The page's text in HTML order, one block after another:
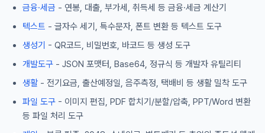
금융·세금 - 연봉, 대출, 부가세, 취득세 등 금융·세금 계산기
텍스트 - 글자수 세기, 특수문자, 폰트 변환 등 텍스트 도구
생성기 - QR코드, 비밀번호, 바코드 등 생성 도구
개발도구 - JSON 포맷터, Base64, 정규식 등 개발자 유틸리티
생활 - 전기요금, 출산예정일, 음주측정, 택배비 등 생활 밀착 도구
파일 도구 - 이미지 편집, PDF 합치기/분할/압축, PPT/Word 변환
등 파일 처리 도구